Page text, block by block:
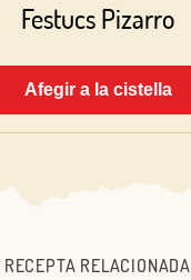
Festucs Pizarro
Afegir a la cistella
RECEPTA RELACIONADA